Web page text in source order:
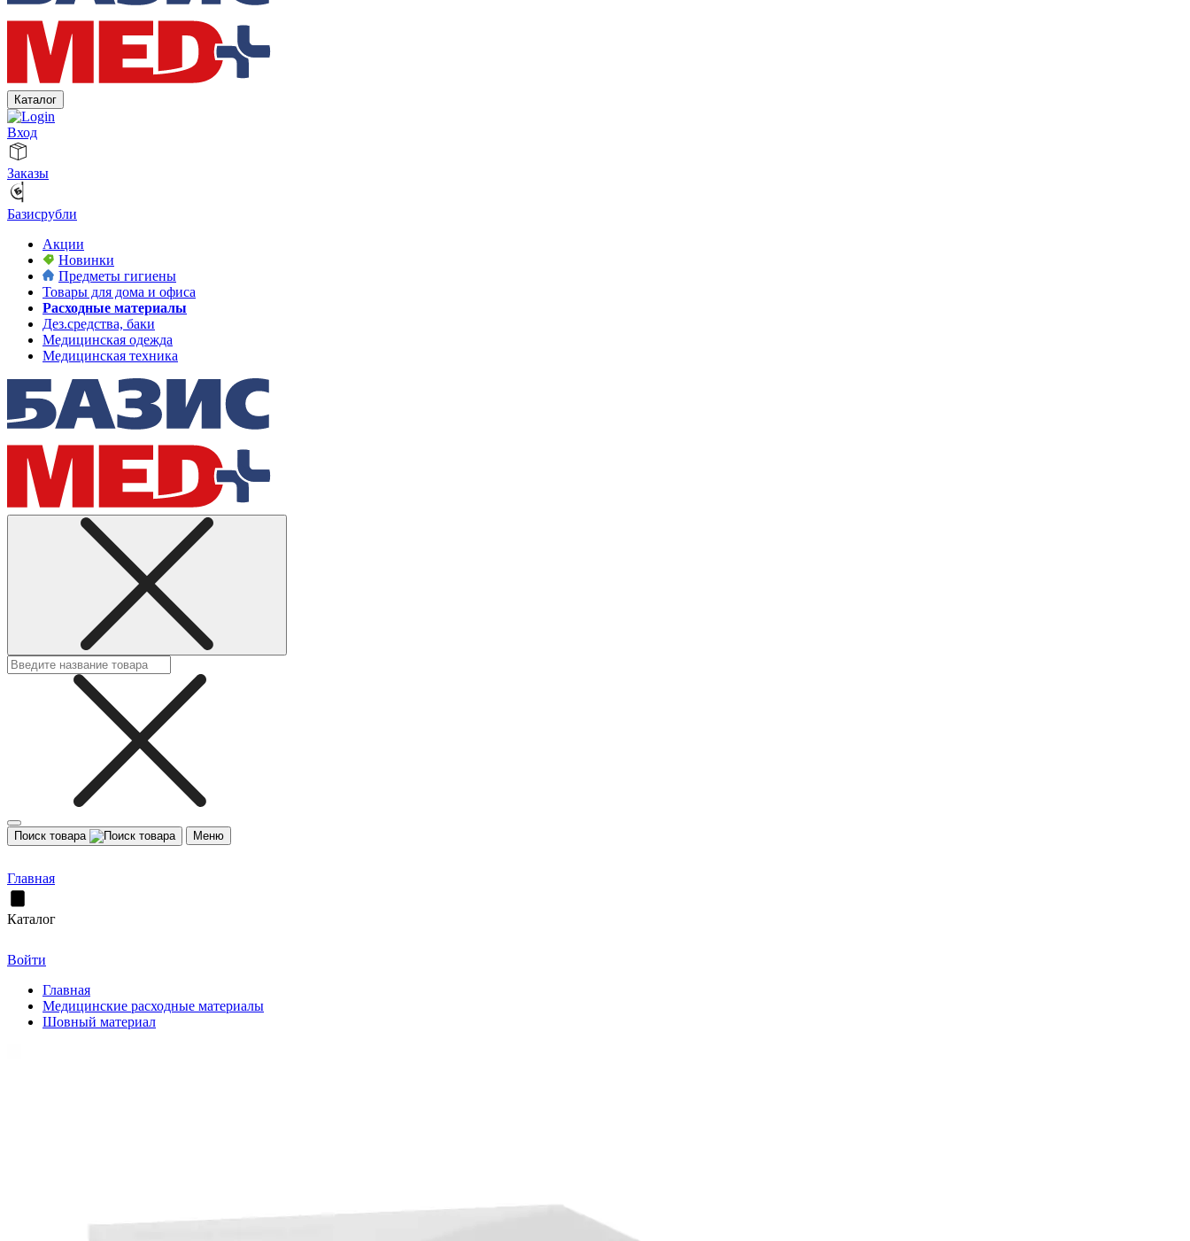
Каталог
Вход
Заказы
Базисрубли
Акции
Новинки
Предметы гигиены
Товары для дома и офиса
Расходные материалы
Дез.средства, баки
Медицинская одежда
Медицинская техника
Поиск товара Меню
Главная
Каталог
Войти
Главная
Медицинские расходные материалы
Шовный материал